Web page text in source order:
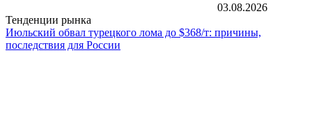
03.08.2026
Тенденции рынка
Июльский обвал турецкого лома до $368/т: причины,
последствия для России